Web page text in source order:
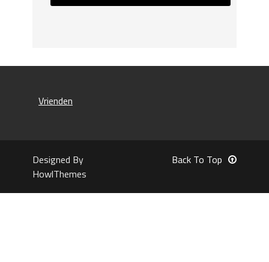
Vrienden
Designed By
HowlThemes
Back To Top